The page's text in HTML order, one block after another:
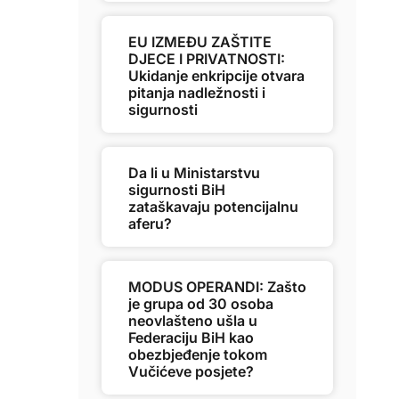
EU IZMEĐU ZAŠTITE
DJECE I PRIVATNOSTI:
Ukidanje enkripcije otvara
pitanja nadležnosti i
sigurnosti
Da li u Ministarstvu
sigurnosti BiH
zataškavaju potencijalnu
aferu?
MODUS OPERANDI: Zašto
je grupa od 30 osoba
neovlašteno ušla u
Federaciju BiH kao
obezbjeđenje tokom
Vučićeve posjete?